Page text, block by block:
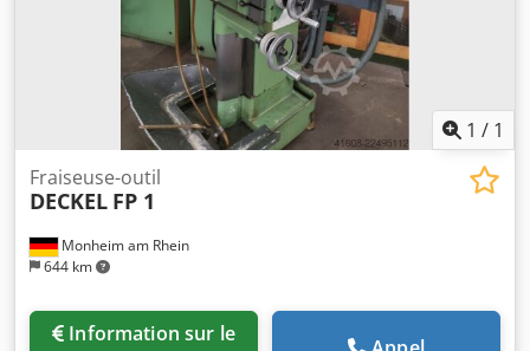
1 / 1
Monheim am Rhein
644 km
Fraiseuse-outil
DECKEL FP 1